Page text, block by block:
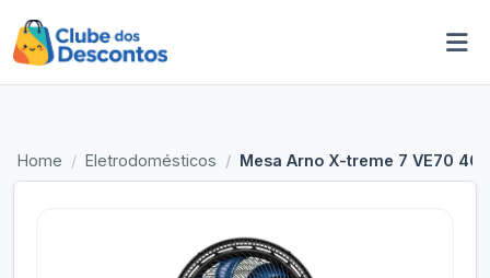
Home Eletrodomésticos Mesa Arno X-treme 7 VE70 40